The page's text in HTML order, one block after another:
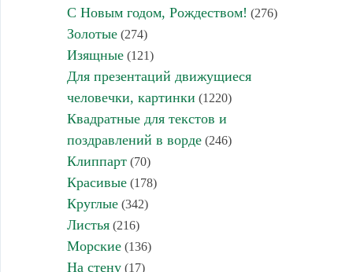
С Новым годом, Рождеством! (276)
Золотые(274)
Изящные(121)
Для презентаций движущиеся
человечки, картинки (1220)
Квадратные для текстов и
поздравлений в ворде(246)
Клиппарт(70)
Красивые(178)
Круглые(342)
Листья(216)
Морские(136)
На стену(17)